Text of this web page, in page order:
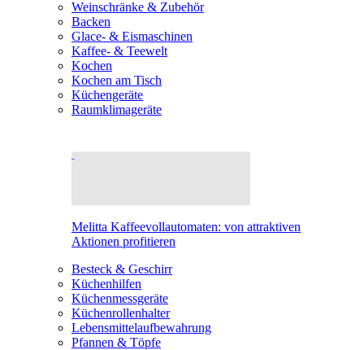
Weinschränke & Zubehör
Backen
Glace- & Eismaschinen
Kaffee- & Teewelt
Kochen
Kochen am Tisch
Küchengeräte
Raumklimageräte
Melitta Kaffeevollautomaten: von attraktiven
Aktionen profitieren
Besteck & Geschirr
Küchenhilfen
Küchenmessgeräte
Küchenrollenhalter
Lebensmittelaufbewahrung
Pfannen & Töpfe